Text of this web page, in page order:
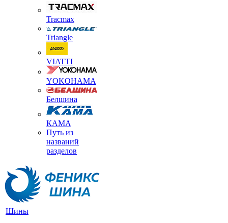
Tracmax
Triangle
VIATTI
YOKOHAMA
Белшина
КАМА
Путь из
названий
разделов
Шины